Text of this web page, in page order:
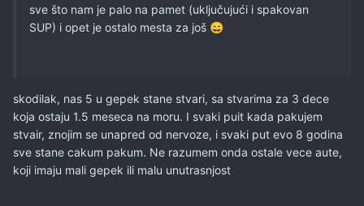
sve što nam je palo na pamet (uključujući i spakovan
SUP) i opet je ostalo mesta za još 😄
skodilak, nas 5 u gepek stane stvari, sa stvarima za 3 dece
koja ostaju 1.5 meseca na moru. I svaki puit kada pakujem
stvair, znojim se unapred od nervoze, i svaki put evo 8 godina
sve stane cakum pakum. Ne razumem onda ostale vece aute,
koji imaju mali gepek ili malu unutrasnjost